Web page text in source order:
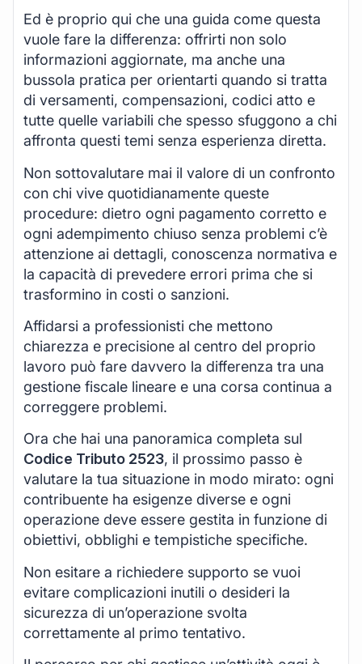
Ed è proprio qui che una guida come questa
vuole fare la differenza: offrirti non solo
informazioni aggiornate, ma anche una
bussola pratica per orientarti quando si tratta
di versamenti, compensazioni, codici atto e
tutte quelle variabili che spesso sfuggono a chi
affronta questi temi senza esperienza diretta.
Non sottovalutare mai il valore di un confronto
con chi vive quotidianamente queste
procedure: dietro ogni pagamento corretto e
ogni adempimento chiuso senza problemi c’è
attenzione ai dettagli, conoscenza normativa e
la capacità di prevedere errori prima che si
trasformino in costi o sanzioni.
Affidarsi a professionisti che mettono
chiarezza e precisione al centro del proprio
lavoro può fare davvero la differenza tra una
gestione fiscale lineare e una corsa continua a
correggere problemi.
Ora che hai una panoramica completa sul
Codice Tributo 2523, il prossimo passo è
valutare la tua situazione in modo mirato: ogni
contribuente ha esigenze diverse e ogni
operazione deve essere gestita in funzione di
obiettivi, obblighi e tempistiche specifiche.
Non esitare a richiedere supporto se vuoi
evitare complicazioni inutili o desideri la
sicurezza di un’operazione svolta
correttamente al primo tentativo.